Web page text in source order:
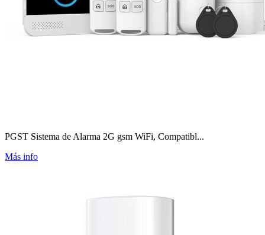
PGST Sistema de Alarma 2G gsm WiFi, Compatibl...
Más info